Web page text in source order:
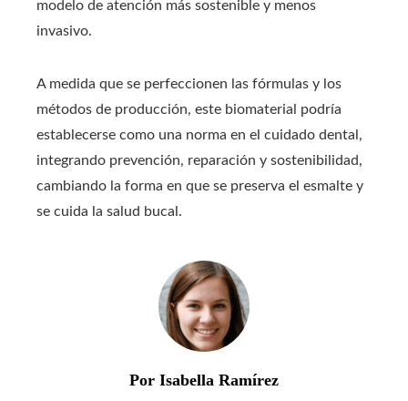
modelo de atención más sostenible y menos
invasivo.
A medida que se perfeccionen las fórmulas y los
métodos de producción, este biomaterial podría
establecerse como una norma en el cuidado dental,
integrando prevención, reparación y sostenibilidad,
cambiando la forma en que se preserva el esmalte y
se cuida la salud bucal.
Por Isabella Ramírez